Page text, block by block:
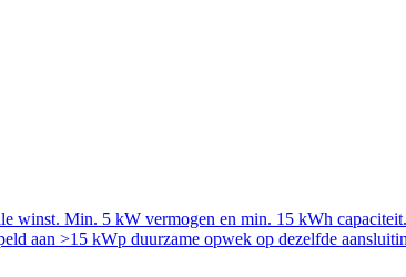
winst. Min. 5 kW vermogen en min. 15 kWh
aan >15 kWp duurzame opwek op dezelfde